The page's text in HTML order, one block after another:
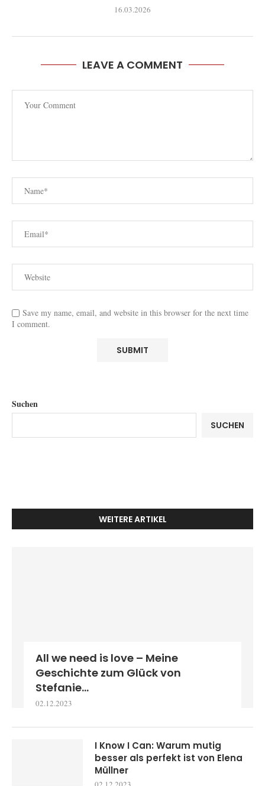
16.03.2026
LEAVE A COMMENT
Save my name, email, and website in this browser for the next time
I comment.
Suchen
SUCHEN
WEITERE ARTIKEL
All we need is love – Meine
Geschichte zum Glück von
Stefanie...
02.12.2023
I Know I Can: Warum mutig
besser als perfekt ist von Elena
Müllner